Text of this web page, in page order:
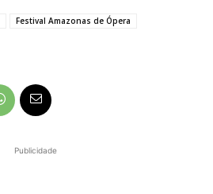
Festival Amazonas de Ópera
Publicidade